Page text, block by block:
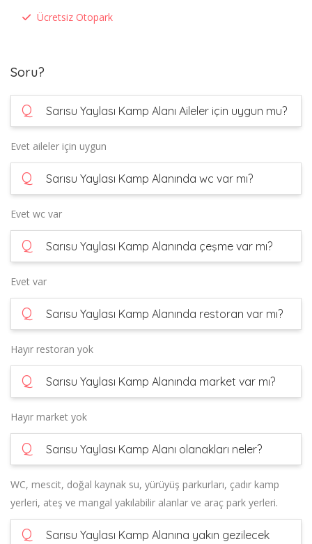
Ücretsiz Otopark
Soru?
Q Sarısu Yaylası Kamp Alanı Aileler için uygun mu?
Evet aileler için uygun
Q Sarısu Yaylası Kamp Alanında wc var mı?
Evet wc var
Q Sarısu Yaylası Kamp Alanında çeşme var mı?
Evet var
Q Sarısu Yaylası Kamp Alanında restoran var mı?
Hayır restoran yok
Q Sarısu Yaylası Kamp Alanında market var mı?
Hayır market yok
Q Sarısu Yaylası Kamp Alanı olanakları neler?
WC, mescit, doğal kaynak su, yürüyüş parkurları, çadır kamp
yerleri, ateş ve mangal yakılabilir alanlar ve araç park yerleri.
Q Sarısu Yaylası Kamp Alanına yakın gezilecek